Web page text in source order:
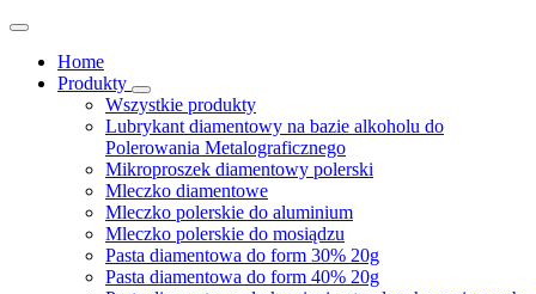
Home
Produkty
Wszystkie produkty
Lubrykant diamentowy na bazie alkoholu do
Polerowania Metalograficznego
Mikroproszek diamentowy polerski
Mleczko diamentowe
Mleczko polerskie do aluminium
Mleczko polerskie do mosiądzu
Pasta diamentowa do form 30% 20g
Pasta diamentowa do form 40% 20g